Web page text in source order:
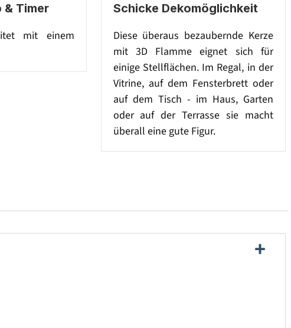
Timer
mit einem
Schicke Dekomöglichkeit
Diese überaus bezaubernde Kerze
mit 3D Flamme eignet sich für
einige Stellflächen. Im Regal, in der
Vitrine, auf dem Fensterbrett oder
auf dem Tisch - im Haus, Garten
oder auf der Terrasse sie macht
überall eine gute Figur.